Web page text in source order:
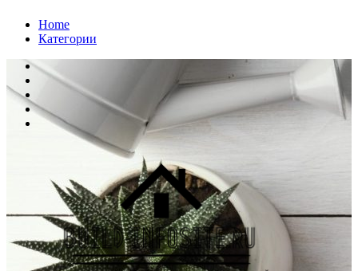
ПерейтиHome
Категории